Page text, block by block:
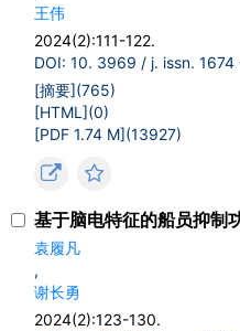
王伟
2024(2):111-122.
DOI: 10. 3969 / j. issn.
[摘要](765)
[HTML](0)
[PDF 1.74 M](13927)
基于脑电特征的船员抑制
袁履凡
,
谢长勇
2024(2):123-130.